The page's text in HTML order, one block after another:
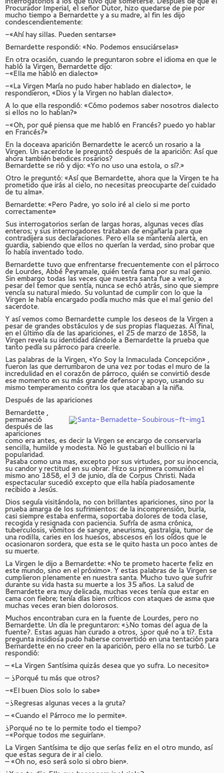
Procurador Imperial, el señor Dutor, hizo quedarse de pie por
mucho tiempo a Bernardette y a su madre, al fin les dijo
condescendientemente:
-«Ahí hay sillas. Pueden sentarse»
Bernardette respondió: «No. Podemos ensuciárselas»
En otra ocasión, cuando le preguntaron sobre el idioma en que le
habló la Virgen, Bernardette dijo:
-«Ella me habló en dialecto»
-«La Virgen María no pudo haber hablado en dialecto», le
respondieron, «Dios y la Virgen no hablan dialecto».
A lo que ella respondió: «Cómo podemos saber nosotros dialecto
si ellos no lo hablan?»
-«Oh, por qué piensa que me habló en Francés? puedo yo hablar
en Francés?»
En la doceava aparición Bernardette le acercó un rosario a la
Virgen. Un sacerdote le preguntó después de la aparición: Así que
ahora también bendices rosarios?
Bernardette se rió y dijo: «Yo no uso una estola, o sí?.»
Otro le preguntó: «Así que Bernardette, ahora que la Virgen te ha
prometido que irás al cielo, no necesitas preocuparte del cuidado
de tu alma».
Bernardette: «Pero Padre, yo solo iré al cielo si me porto
correctamente»
Sus interrogatorios serían de largas horas, algunas veces días
enteros; y sus interrogadores trataban de engañarla para que
contradijera sus declaraciones. Pero ella se mantenía alerta, en
guardia, sabiendo que ellos no querían la verdad, sino probar que
lo había inventado todo.
Bernardette tuvo que enfrentarse frecuentemente con el párroco
de Lourdes, Abbé Peyramale, quién tenía fama por su mal genio.
Sin embargo todas las veces que nuestra santa fue a verlo, a
pesar del temor que sentía, nunca se echó atrás, sino que siempre
vencía su natural miedo. Su voluntad de cumplir con lo que la
Virgen le había encargado podía mucho más que el mal genio del
sacerdote.
Y así vemos como Bernardette cumple los deseos de la Virgen a
pesar de grandes obstáculos y de sus propias flaquezas. Al final,
en el último día de las apariciones, el 25 de marzo de 1858, la
Virgen revela su identidad dándole a Bernardette la prueba que
tanto pedía su párroco para creerle.
Las palabras de la Virgen, «Yo Soy la Inmaculada Concepción» ,
fueron las que derrumbaron de una vez por todas el muro de la
incredulidad en el corazón de párroco, quién se convirtió desde
ese momento en su más grande defensor y apoyo, usando su
mismo temperamento contra los que atacaban a la niña.
Después de las apariciones
Bernardette ,
permaneció
después de las
apariciones
como era antes, es decir la Virgen se encargo de conservarla
sencilla, humilde y modesta. No le gustaban el bullicio ni la
popularidad.
Pasaba como una mas, excepto por sus virtudes, por su inocencia,
su candor y rectitud en su obrar. Hizo su primera comunión el
mismo ano 1858, el 3 de junio, día de Corpus Christi. Nada
espectacular sucedió excepto que ella había piadosamente
recibido a Jesús.
Dios seguía visitándola, no con brillantes apariciones, sino por la
prueba amarga de los sufrimientos: de la incomprensión, burla,
casi siempre estaba enferma, soportaba dolores de toda clase,
recogida y resignada con paciencia. Sufría de asma crónica,
tuberculosis, vómitos de sangre, aneurisma, gastralgia, tumor de
una rodilla, caries en los huesos, abscesos en los oídos que le
ocasionaron sordera, que esta se le quito hasta un poco antes de
su muerte.
La Virgen le dijo a Bernardette: «No te prometo hacerte feliz en
este mundo, sino en el próximo». Y estas palabras de la Virgen se
cumplieron plenamente en nuestra santa. Mucho tuvo que sufrir
durante su vida hasta su muerte a los 35 años. La salud de
Bernardette era muy delicada, muchas veces tenía que estar en
cama con fiebre; tenía días bien críticos con ataques de asma que
muchas veces eran bien dolorosos.
Muchos encontraban cura en la fuente de Lourdes, pero no
Bernardette. Un día le preguntaron: «¿No tomas del agua de la
fuente?. Estas aguas han curado a otros, ¿por qué no a ti?. Esta
pregunta insidiosa pudo haberse convertido en una tentación para
Bernardette en no creer en la aparición, pero ella no se turbó. Le
respondió:
– «La Virgen Santísima quizás desea que yo sufra. Lo necesito»
– ¿Porqué tu más que otros?
-«El buen Dios solo lo sabe»
-¿Regresas algunas veces a la gruta?
– «Cuando el Párroco me lo permite».
¿Porqué no te lo permite todo el tiempo?
-«Porque todos me seguirían».
La Virgen Santísima te dijo que serías feliz en el otro mundo, así
que estas segura de ir al cielo.
– «Oh no, eso será solo si obro bien».